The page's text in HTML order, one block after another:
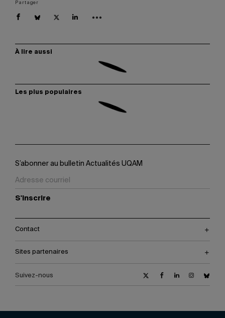
Partager
À lire aussi
Les plus populaires
S’abonner au bulletin Actualités UQAM
S'inscrire
Contact
Sites partenaires
Suivez-nous